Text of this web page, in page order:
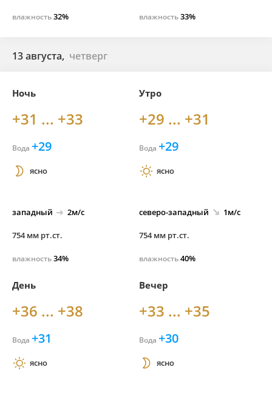
влажность32% влажность33%
13 августа, четверг
Ночь
+31 ... +33
Вода +29
ясно
западный 2м/с
754 мм рт.ст.
влажность34%
Утро
+29 ... +31
Вода +29
ясно
северо-западный 1м/с
754 мм рт.ст.
влажность40%
День
+36 ... +38
Вода +31
ясно
Вечер
+33 ... +35
Вода +30
ясно